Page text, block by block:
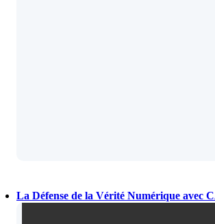
La Défense de la Vérité Numérique avec